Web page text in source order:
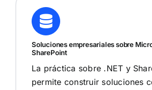
Soluciones empresariales sobre
SharePoint
La práctica sobre .NET y
permite construir soluciones